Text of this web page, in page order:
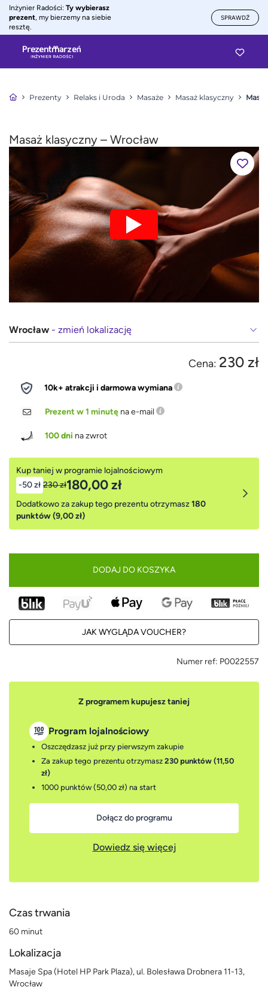
Inżynier Radości: Ty wybierasz
prezent, my bierzemy na siebie
resztę.
SPRAWDŹ
Prezenty Relaks i Uroda Masaże Masaż klasyczny
Masaż klasyczny – Wrocław
Wrocław - zmień lokalizację
Cena: 230 zł
10k+ atrakcji i darmowa wymiana
Prezent w 1 minutę na e-mail
100 dni na zwrot
Kup taniej w programie lojalnościowym
-50 zł 230 zł180,00 zł
Dodatkowo za zakup tego prezentu otrzymasz180
punktów (9,00 zł)
DODAJ DO KOSZYKA
JAK WYGLĄDA VOUCHER?
Numer ref: P0022557
Z programem kupujesz taniej
Program lojalnościowy
Oszczędzasz już przy pierwszym zakupie
Za zakup tego prezentu otrzymasz 230 punktów (11,50
zł)
1000 punktów (50,00 zł) na start
Dołącz do programu
Dowiedz się więcej
Czas trwania
60 minut
Lokalizacja
Masaje Spa (Hotel HP Park Plaza), ul. Bolesława Drobnera 11-13,
Wrocław